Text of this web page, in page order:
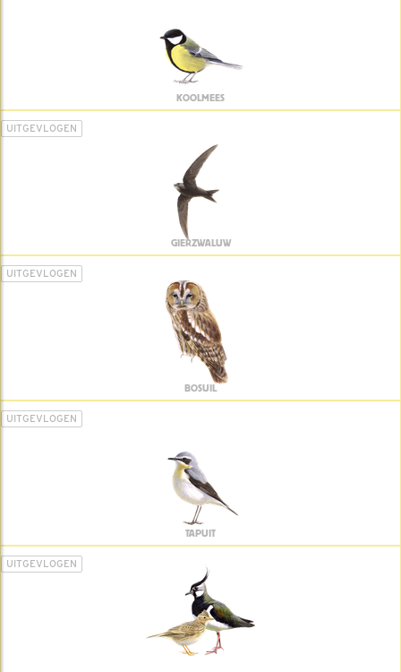
KOOLMEES
UITGEVLOGEN
GIERZWALUW
UITGEVLOGEN
BOSUIL
UITGEVLOGEN
TAPUIT
UITGEVLOGEN